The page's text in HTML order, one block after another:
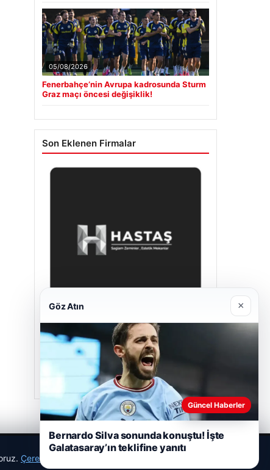
05/08/2026
Fenerbahçe’nin Avrupa kadrosunda Sturm
Graz maçı öncesi değişiklik!
Son Eklenen Firmalar
Hastaş Beton
26/05/2026
Çerez Politikamız
Göz Atın ×
Güncel Haberler
Bernardo Silva sonunda konuştu! İşte
Galatasaray’ın teklifine yanıtı